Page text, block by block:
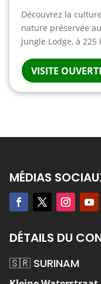
Découvrez la
nature préservée
Jungle Lodge, à
VISITE
MÉDIAS
DÉTAILS DU
🇸🇷 SURINAM